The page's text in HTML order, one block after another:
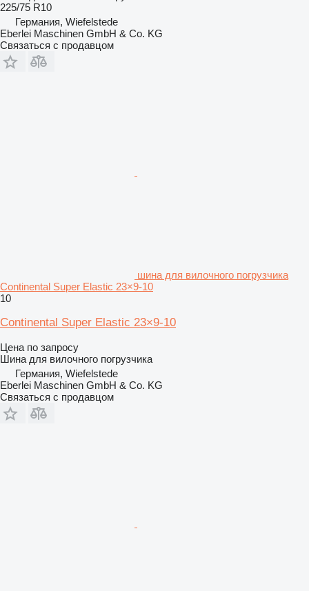
225/75 R10
Германия, Wiefelstede
Eberlei Maschinen GmbH & Co. KG
Связаться с продавцом
шина для вилочного погрузчика
Continental Super Elastic 23×9-10
10
Continental Super Elastic 23×9-10
Цена по запросу
Шина для вилочного погрузчика
Германия, Wiefelstede
Eberlei Maschinen GmbH & Co. KG
Связаться с продавцом